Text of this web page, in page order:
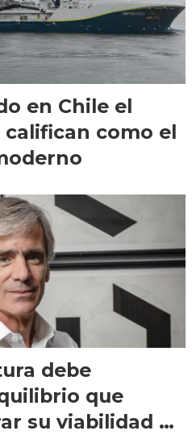
en Chile el
como el
debe
que
su viabilidad de